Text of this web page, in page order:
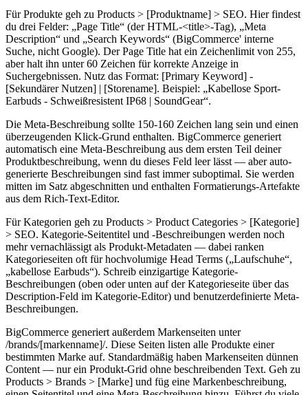
Für Produkte geh zu Products > [Produktname] > SEO. Hier findest
du drei Felder: „Page Title“ (der HTML-<title>-Tag), „Meta
Description“ und „Search Keywords“ (BigCommerce' interne
Suche, nicht Google). Der Page Title hat ein Zeichenlimit von 255,
aber halt ihn unter 60 Zeichen für korrekte Anzeige in
Suchergebnissen. Nutz das Format: [Primary Keyword] -
[Sekundärer Nutzen] | [Storename]. Beispiel: „Kabellose Sport-
Earbuds - Schweißresistent IP68 | SoundGear“.
Die Meta-Beschreibung sollte 150-160 Zeichen lang sein und einen
überzeugenden Klick-Grund enthalten. BigCommerce generiert
automatisch eine Meta-Beschreibung aus dem ersten Teil deiner
Produktbeschreibung, wenn du dieses Feld leer lässt — aber auto-
generierte Beschreibungen sind fast immer suboptimal. Sie werden
mitten im Satz abgeschnitten und enthalten Formatierungs-Artefakte
aus dem Rich-Text-Editor.
Für Kategorien geh zu Products > Product Categories > [Kategorie]
> SEO. Kategorie-Seitentitel und -Beschreibungen werden noch
mehr vernachlässigt als Produkt-Metadaten — dabei ranken
Kategorieseiten oft für hochvolumige Head Terms („Laufschuhe“,
„kabellose Earbuds“). Schreib einzigartige Kategorie-
Beschreibungen (oben oder unten auf der Kategorieseite über das
Description-Feld im Kategorie-Editor) und benutzerdefinierte Meta-
Beschreibungen.
BigCommerce generiert außerdem Markenseiten unter
/brands/[markenname]/. Diese Seiten listen alle Produkte einer
bestimmten Marke auf. Standardmäßig haben Markenseiten dünnen
Content — nur ein Produkt-Grid ohne beschreibenden Text. Geh zu
Products > Brands > [Marke] und füg eine Markenbeschreibung,